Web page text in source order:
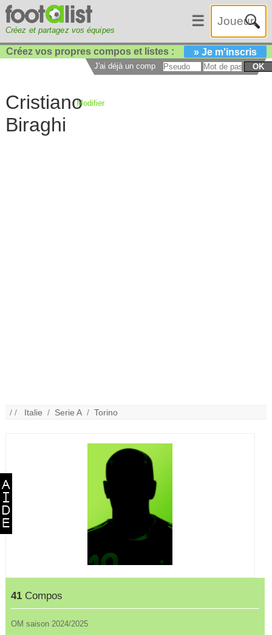
Créez et partagez vos équipes
☰
Créez vos propres compos et listes : » Je m'inscris
J'ai déjà un compte : OK
Cristiano
Biraghi
Modifier
/ / Italie / Serie A /Torino
41 Compos
OM saison 2024/2025